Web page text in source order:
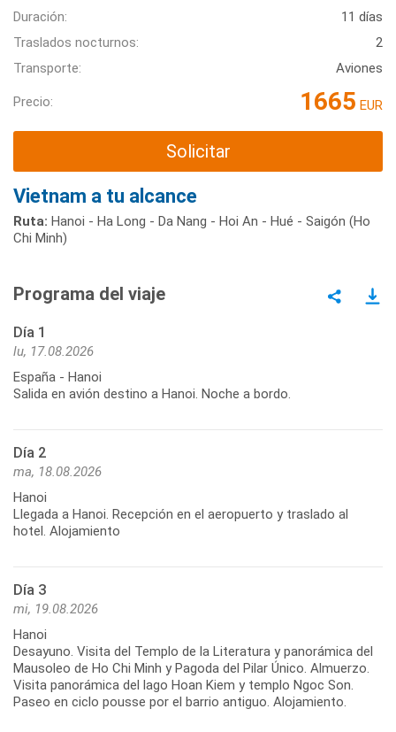
Duración:
11 días
Traslados nocturnos:
2
Transporte:
Aviones
Precio: 1665 EUR
Solicitar
Vietnam a tu alcance
Ruta: Hanoi - Ha Long - Da Nang - Hoi An - Hué - Saigón (Ho
Chi Minh)
Programa del viaje
Día 1
lu, 17.08.2026
España - Hanoi
Salida en avión destino a Hanoi. Noche a bordo.
Día 2
ma, 18.08.2026
Hanoi
Llegada a Hanoi. Recepción en el aeropuerto y traslado al
hotel. Alojamiento
Día 3
mi, 19.08.2026
Hanoi
Desayuno. Visita del Templo de la Literatura y panorámica del
Mausoleo de Ho Chi Minh y Pagoda del Pilar Único. Almuerzo.
Visita panorámica del lago Hoan Kiem y templo Ngoc Son.
Paseo en ciclo pousse por el barrio antiguo. Alojamiento.